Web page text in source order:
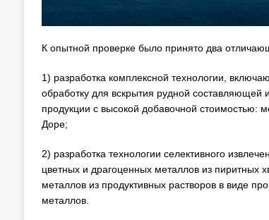
К опытной проверке было принято два
1) разработка комплексной технологии,
обработку для вскрытия рудной составляющей
продукции с высокой добавочной стоимостью:
Доре;
2) разработка технологии селективного
цветных и драгоценных металлов из пиритных
металлов из продуктивных растворов в виде
металлов.